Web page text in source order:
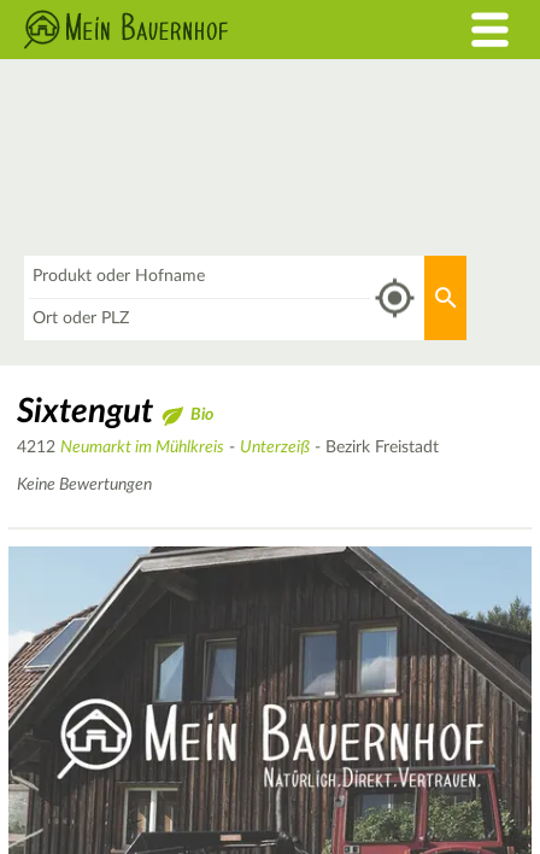
Sixtengut
Bio
4212 Neumarkt im Mühlkreis - Unterzeiß - Bezirk Freistadt
Keine Bewertungen